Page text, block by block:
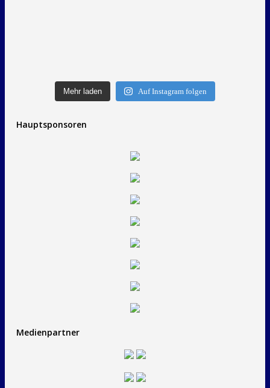
Mehr laden Auf Instagram folgen
Hauptsponsoren
Medienpartner